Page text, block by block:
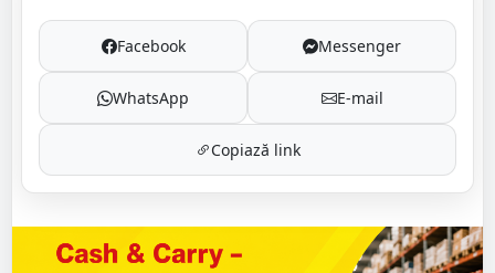
Facebook Messenger
WhatsApp E-mail
Copiază link